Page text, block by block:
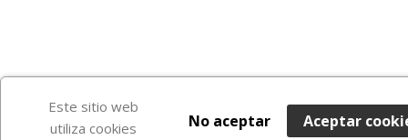
Este sitio web
utiliza cookies
Aceptar
No aceptar